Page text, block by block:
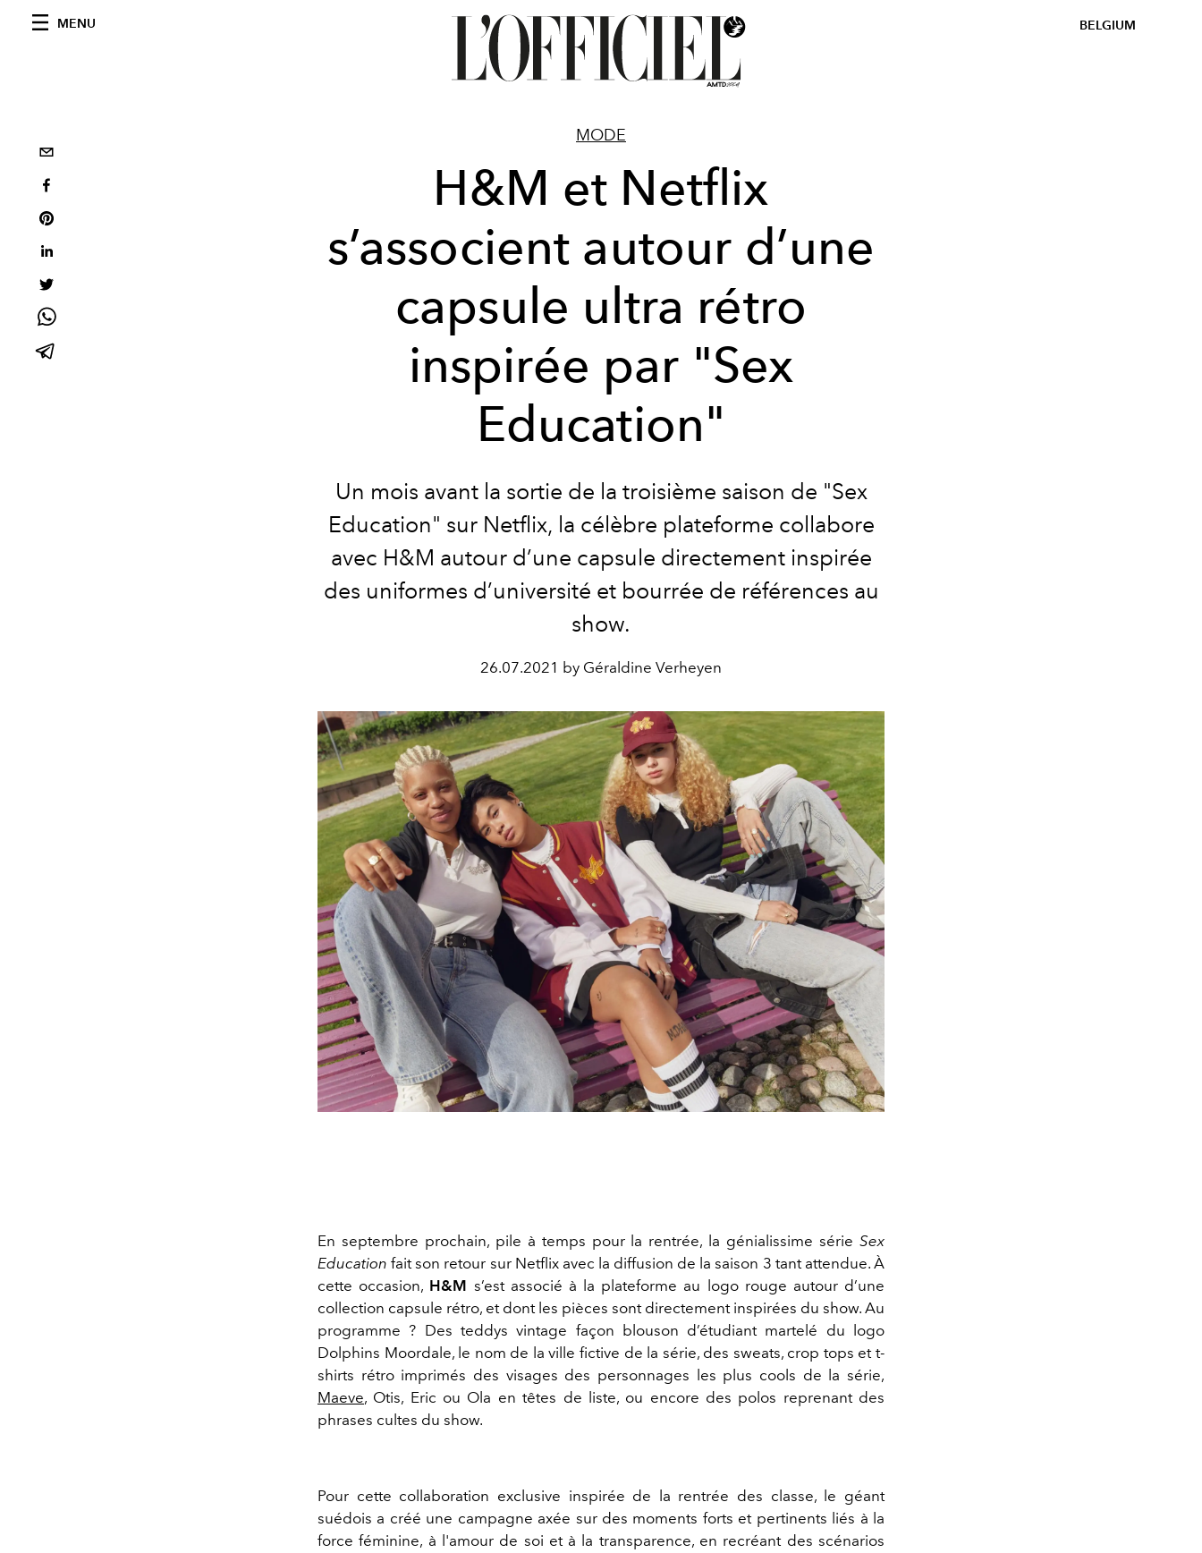
MENU BELGIUM
MODE
H&M et Netflix
s’associent autour d’une
capsule ultra rétro
inspirée par "Sex
Education"
Un mois avant la sortie de la troisième saison de "Sex
Education" sur Netflix, la célèbre plateforme collabore
avec H&M autour d’une capsule directement inspirée
des uniformes d’université et bourrée de références au
show.
26.07.2021 by Géraldine Verheyen
En septembre prochain, pile à temps pour la rentrée, la génialissime série Sex
Education fait son retour sur Netflix avec la diffusion de la saison 3 tant attendue. À
cette occasion, H&M s’est associé à la plateforme au logo rouge autour d’une
collection capsule rétro, et dont les pièces sont directement inspirées du show. Au
programme ? Des teddys vintage façon blouson d’étudiant martelé du logo
Dolphins Moordale, le nom de la ville fictive de la série, des sweats, crop tops et t-
shirts rétro imprimés des visages des personnages les plus cools de la série,
Maeve, Otis, Eric ou Ola en têtes de liste, ou encore des polos reprenant des
phrases cultes du show.
Pour cette collaboration exclusive inspirée de la rentrée des classe, le géant
suédois a créé une campagne axée sur des moments forts et pertinents liés à la
force féminine, à l'amour de soi et à la transparence, en recréant des scénarios